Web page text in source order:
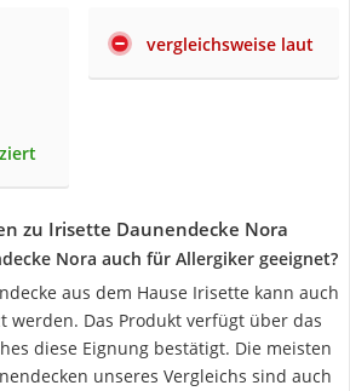
vergleichsweise laut
zu Irisette Daunendecke Nora
Nora auch für Allergiker geeignet?
aus dem Hause Irisette kann auch
werden. Das Produkt verfügt über das
diese Eignung bestätigt. Die meisten
unseres Vergleichs sind auch